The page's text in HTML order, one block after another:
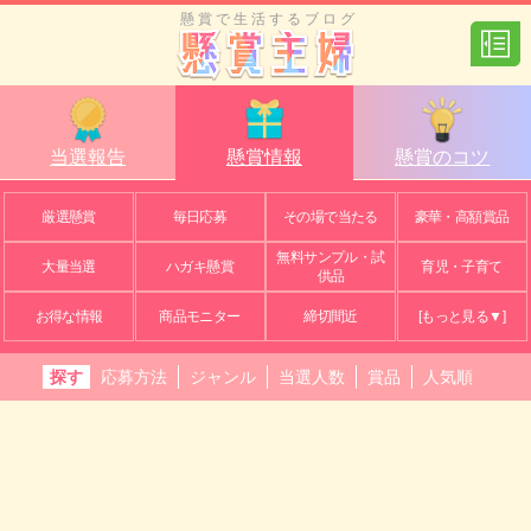
懸賞で生活するブログ
当選報告 懸賞情報 懸賞のコツ
厳選懸賞 毎日応募 その場で当たる 豪華・高額賞品
大量当選 ハガキ懸賞
無料サンプル・試
供品
育児・子育て
お得な情報 商品モニター 締切間近 [もっと見る▼]
探す 応募方法 ジャンル 当選人数 賞品 人気順